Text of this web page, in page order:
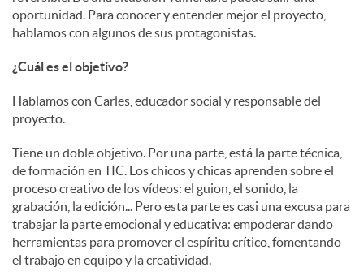
oportunidad. Para conocer y entender mejor el proyecto,
hablamos con algunos de sus protagonistas.
¿Cuál es el objetivo?
Hablamos con Carles, educador social y responsable del
proyecto.
Tiene un doble objetivo. Por una parte, está la parte técnica,
de formación en TIC. Los chicos y chicas aprenden sobre el
proceso creativo de los vídeos: el guion, el sonido, la
grabación, la edición... Pero esta parte es casi una excusa para
trabajar la parte emocional y educativa: empoderar dando
herramientas para promover el espíritu crítico, fomentando
el trabajo en equipo y la creatividad.